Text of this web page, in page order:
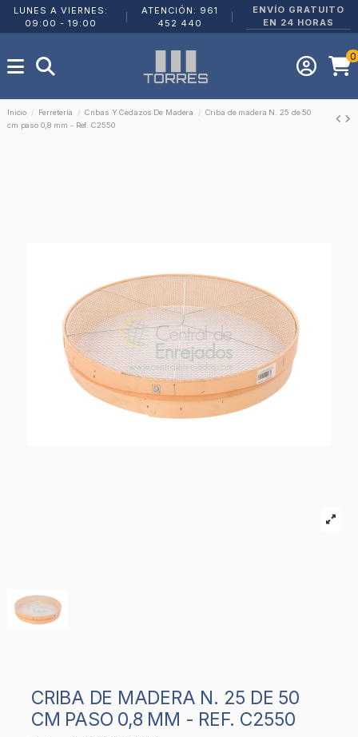
LUNES A VIERNES:
09:00 - 19:00
ATENCIÓN: 961
452 440
ENVÍO GRATUITO
EN 24 HORAS
0
Inicio Ferretería Cribas Y Cedazos De Madera
Criba de madera N. 25 de 50
cm paso 0,8 mm - Ref. C2550
CRIBA DE MADERA N. 25 DE 50
CM PASO 0,8 MM - REF. C2550